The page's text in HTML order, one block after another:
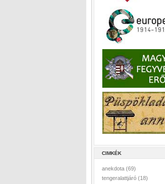
CIMKÉK
anekdota (69)
tengeralattjáró (18)